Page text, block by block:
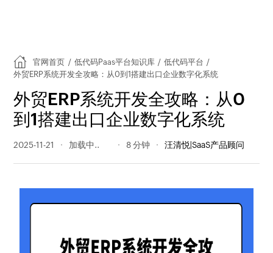
官网首页 / 低代码Paas平台知识库 / 低代码平台 /
外贸ERP系统开发全攻略：从0到1搭建出口企业数字化系统
外贸ERP系统开发全攻略：从0
到1搭建出口企业数字化系统
2025-11-21 239 阅读量 8 分钟 汪清悦|SaaS产品顾问